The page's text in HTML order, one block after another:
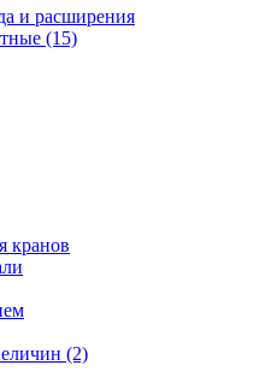
и расширения
(15)
кранов
(2)